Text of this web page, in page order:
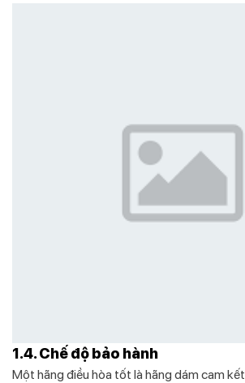
1.4. Chế độ bảo hành
Một hãng điều hòa tốt là hãng dám cam